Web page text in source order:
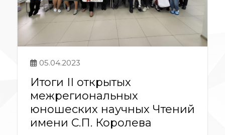
05.04.2023
Итоги II открытых
межрегиональных
юношеских научных Чтений
имени С.П. Королева